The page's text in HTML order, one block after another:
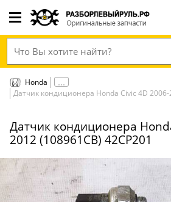
Honda
Датчик кондиционера Honda Civic 4D
Датчик кондиционера
2012 (108961СВ) 42CP201